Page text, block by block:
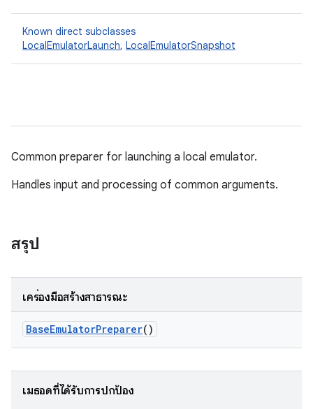
Known direct subclasses
LocalEmulatorLaunch, LocalEmulatorSnapshot
Common preparer for launching a local emulator.
Handles input and processing of common arguments.
สรุป
เครื่องมือสร้างสาธารณะ
BaseEmulatorPreparer()
เมธอดที่ได้รับการปกป้อง